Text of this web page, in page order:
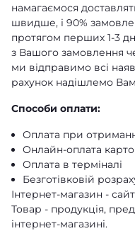
намагаємося
швидше, і 90%
протягом перших 1-3
з Вашого замовлення
ми відправимо всі
рахунок надішлемо
Способи оплати:
Оплата при
Онлайн-оплата
Оплата в терміналі
Безготівковій
Інтернет-магазин -
Товар - продукція,
інтернет-магазині.